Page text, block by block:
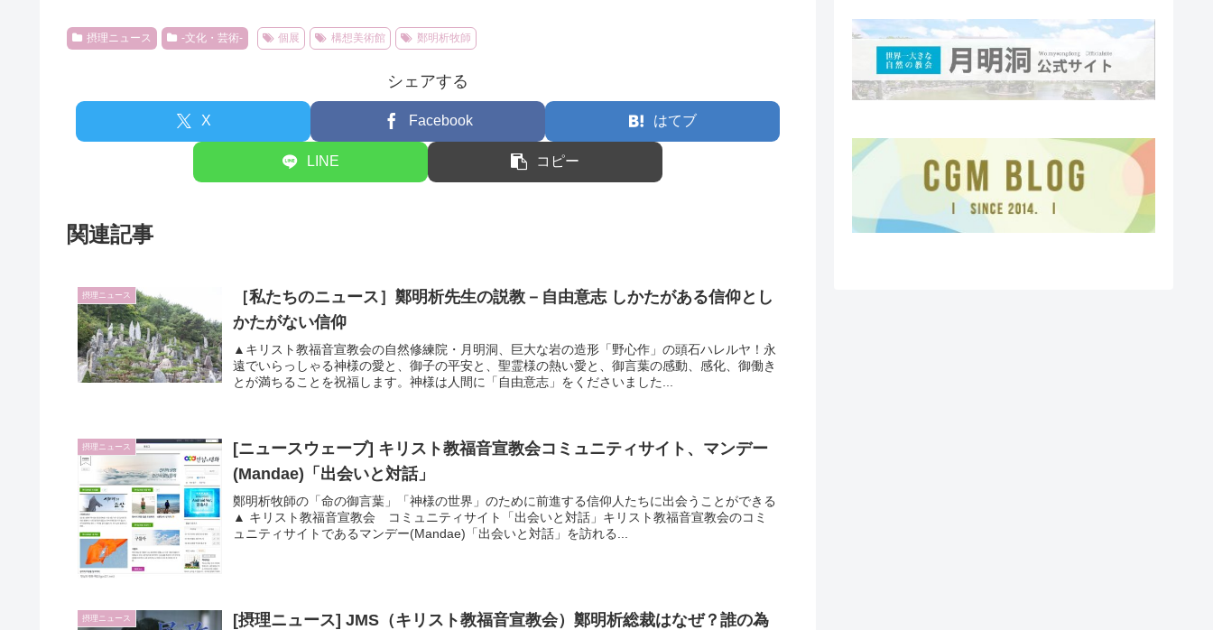
摂理ニュース -文化・芸術- 個展 構想美術館 鄭明析牧師
シェアする
X Facebook はてブ
LINE コピー
関連記事
摂理ニュース
［私たちのニュース］鄭明析先生の説教－自由意志 しかたがある信仰とし
かたがない信仰
▲キリスト教福音宣教会の自然修練院・月明洞、巨大な岩の造形「野心作」の頭石ハレルヤ！永
遠でいらっしゃる神様の愛と、御子の平安と、聖霊様の熱い愛と、御言葉の感動、感化、御働き
とが満ちることを祝福します。神様は人間に「自由意志」をくださいました...
摂理ニュース
[ニュースウェーブ] キリスト教福音宣教会コミュニティサイト、マンデー
(Mandae)「出会いと対話」
鄭明析牧師の「命の御言葉」「神様の世界」のために前進する信仰人たちに出会うことができる
▲ キリスト教福音宣教会 コミュニティサイト「出会いと対話」キリスト教福音宣教会のコミ
ュニティサイトであるマンデー(Mandae)「出会いと対話」を訪れる...
摂理ニュース
[摂理ニュース] JMS（キリスト教福音宣教会）鄭明析総裁はなぜ？誰の為